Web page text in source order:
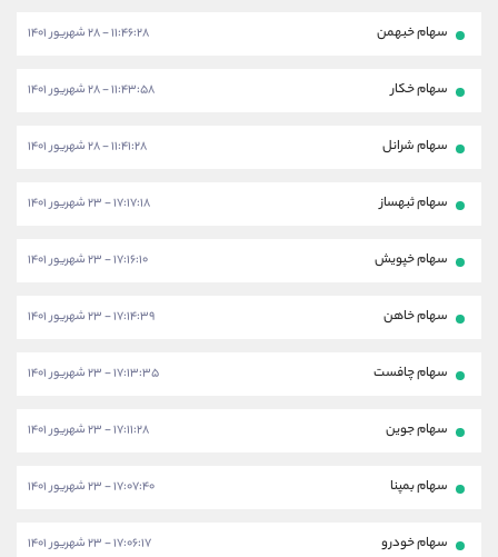
سهام خبهمن ۱۱:۴۶:۲۸ - ۲۸ شهریور ۱۴۰۱
سهام خکار ۱۱:۴۳:۵۸ - ۲۸ شهریور ۱۴۰۱
سهام شرانل ۱۱:۴۱:۲۸ - ۲۸ شهریور ۱۴۰۱
سهام ثبهساز ۱۷:۱۷:۱۸ - ۲۳ شهریور ۱۴۰۱
سهام خپویش ۱۷:۱۶:۱۰ - ۲۳ شهریور ۱۴۰۱
سهام خاهن ۱۷:۱۴:۳۹ - ۲۳ شهریور ۱۴۰۱
سهام چافست ۱۷:۱۳:۳۵ - ۲۳ شهریور ۱۴۰۱
سهام جوین ۱۷:۱۱:۲۸ - ۲۳ شهریور ۱۴۰۱
سهام بمپنا ۱۷:۰۷:۴۰ - ۲۳ شهریور ۱۴۰۱
سهام خودرو ۱۷:۰۶:۱۷ - ۲۳ شهریور ۱۴۰۱